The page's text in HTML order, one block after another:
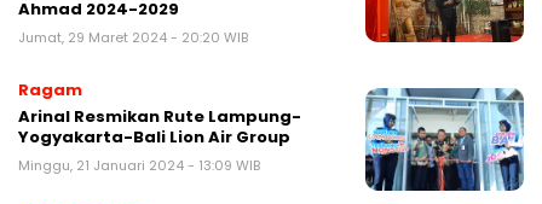
Ahmad 2024-2029
Jumat, 29 Maret 2024 - 20:20 WIB
Ragam
Arinal Resmikan Rute Lampung-
Yogyakarta-Bali Lion Air Group
Minggu, 21 Januari 2024 - 13:09 WIB